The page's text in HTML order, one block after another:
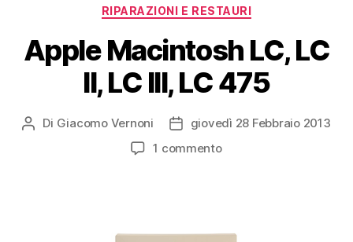
RIPARAZIONI E RESTAURI
Apple Macintosh LC, LC
II, LC III, LC 475
Autore
Di Giacomo Vernoni
Data
dell'articolo
giovedì 28 Febbraio 2013
1 commentosu
II,